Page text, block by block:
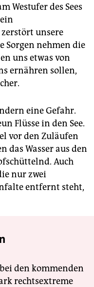
Westufer des Sees
unsere
Sorgen nehmen die
uns etwas von
ernähren sollen,
eine Gefahr.
Flüsse in den See.
vor den Zuläufen
das Wasser aus den
Auch
nur zwei
entfernt steht,
den kommenden
rechtsextreme